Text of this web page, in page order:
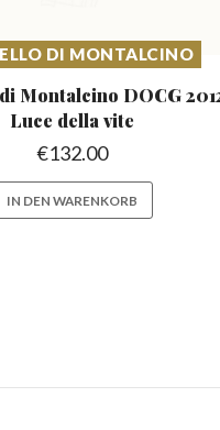
DI MONTALCINO
Montalcino DOCG
Luce della vite
€132.00
IN DEN WARENKORB